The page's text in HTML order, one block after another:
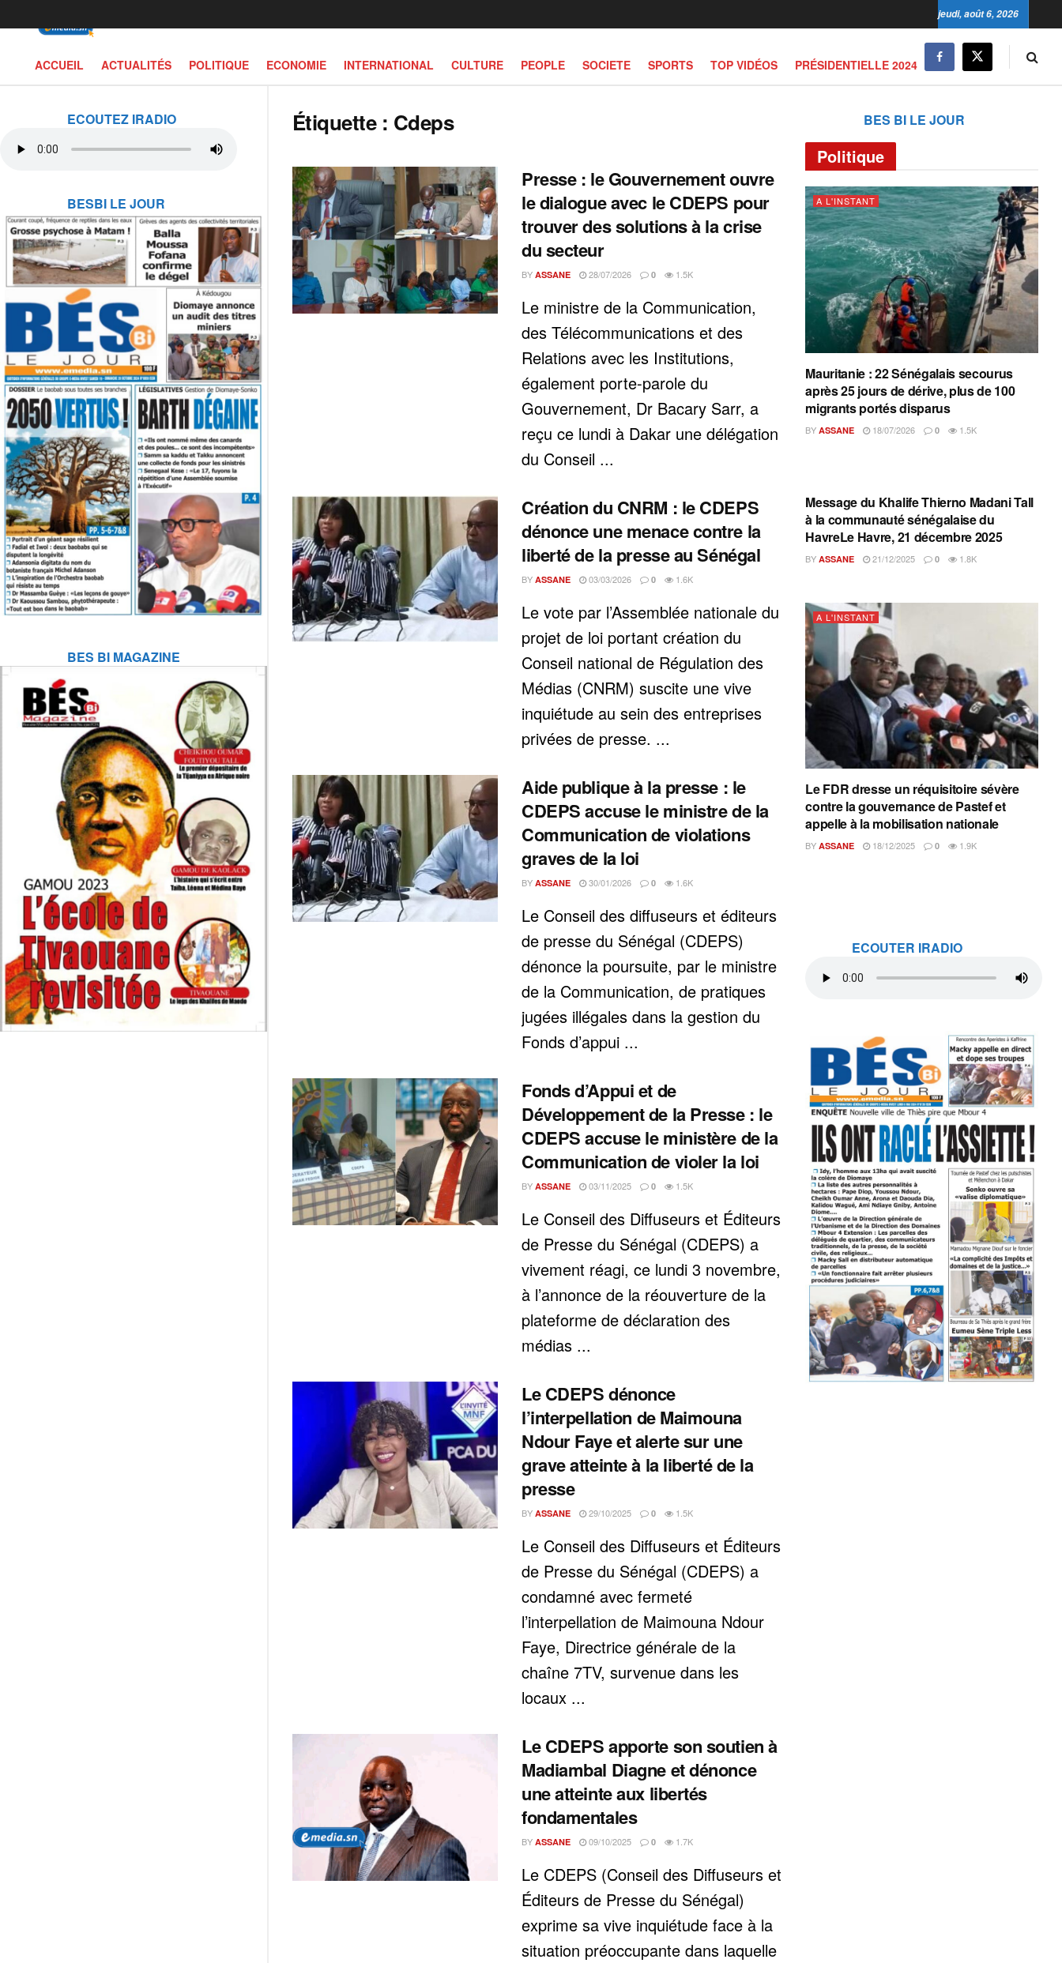
ECOUTEZ IRADIO
BESBI LE JOUR
BES BI MAGAZINE
jeudi, août 6, 2026
ACCUEIL ACTUALITÉS POLITIQUE ECONOMIE INTERNATIONAL CULTURE PEOPLE SOCIETE SPORTS TOP VIDÉOS PRÉSIDENTIELLE 2024
Étiquette : Cdeps
Presse : le Gouvernement ouvre
le dialogue avec le CDEPS pour
trouver des solutions à la crise
du secteur
BY ASSANE 28/07/2026 0 1.5K
Le ministre de la Communication,
des Télécommunications et des
Relations avec les Institutions,
également porte-parole du
Gouvernement, Dr Bacary Sarr, a
reçu ce lundi à Dakar une délégation
du Conseil ...
Création du CNRM : le CDEPS
dénonce une menace contre la
liberté de la presse au Sénégal
BY ASSANE 03/03/2026 0 1.6K
Le vote par l’Assemblée nationale du
projet de loi portant création du
Conseil national de Régulation des
Médias (CNRM) suscite une vive
inquiétude au sein des entreprises
privées de presse. ...
Aide publique à la presse : le
CDEPS accuse le ministre de la
Communication de violations
graves de la loi
BY ASSANE 30/01/2026 0 1.6K
Le Conseil des diffuseurs et éditeurs
de presse du Sénégal (CDEPS)
dénonce la poursuite, par le ministre
de la Communication, de pratiques
jugées illégales dans la gestion du
Fonds d’appui ...
Fonds d’Appui et de
Développement de la Presse : le
CDEPS accuse le ministère de la
Communication de violer la loi
BY ASSANE 03/11/2025 0 1.5K
Le Conseil des Diffuseurs et Éditeurs
de Presse du Sénégal (CDEPS) a
vivement réagi, ce lundi 3 novembre,
à l’annonce de la réouverture de la
plateforme de déclaration des
médias ...
Le CDEPS dénonce
l’interpellation de Maimouna
Ndour Faye et alerte sur une
grave atteinte à la liberté de la
presse
BY ASSANE 29/10/2025 0 1.5K
Le Conseil des Diffuseurs et Éditeurs
de Presse du Sénégal (CDEPS) a
condamné avec fermeté
l’interpellation de Maimouna Ndour
Faye, Directrice générale de la
chaîne 7TV, survenue dans les
locaux ...
Le CDEPS apporte son soutien à
Madiambal Diagne et dénonce
une atteinte aux libertés
fondamentales
BY ASSANE 09/10/2025 0 1.7K
Le CDEPS (Conseil des Diffuseurs et
Éditeurs de Presse du Sénégal)
exprime sa vive inquiétude face à la
situation préoccupante dans laquelle
BES BI LE JOUR
Politique
A L'INSTANT
Mauritanie : 22 Sénégalais secourus
après 25 jours de dérive, plus de 100
migrants portés disparus
BY ASSANE 18/07/2026 0 1.5K
A L'INSTANT
Message du Khalife Thierno Madani Tall
à la communauté sénégalaise du
HavreLe Havre, 21 décembre 2025
BY ASSANE 21/12/2025 0 1.8K
A L'INSTANT
Le FDR dresse un réquisitoire sévère
contre la gouvernance de Pastef et
appelle à la mobilisation nationale
BY ASSANE 18/12/2025 0 1.9K
ECOUTER IRADIO